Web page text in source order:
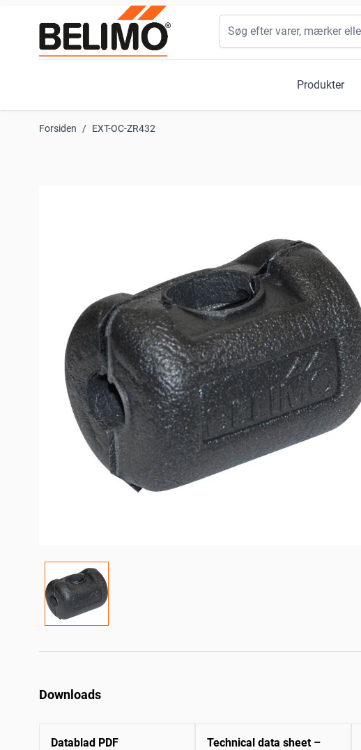
Produkter
Søg
Forsiden / EXT-OC-ZR432
Downloads
Datablad PDF
Technical data sheet –